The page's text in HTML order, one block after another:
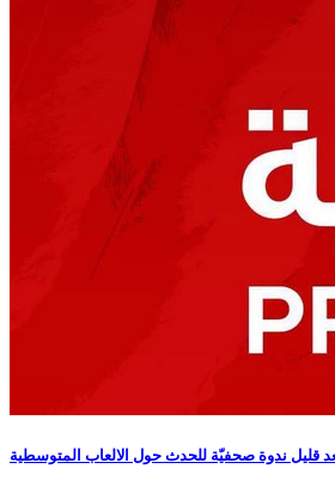
قليل ندوة صحفيّة للحدث حول الالعاب المتوسطية